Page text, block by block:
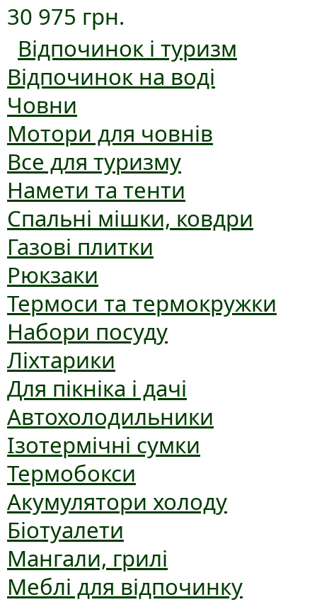
30 975 грн.
Відпочинок і туризм
Відпочинок на воді
Човни
Мотори для човнів
Все для туризму
Намети та тенти
Спальні мішки, ковдри
Газові плитки
Рюкзаки
Термоси та термокружки
Набори посуду
Ліхтарики
Для пікніка і дачі
Автохолодильники
Ізотермічні сумки
Термобокси
Акумулятори холоду
Біотуалети
Мангали, грилі
Меблі для відпочинку